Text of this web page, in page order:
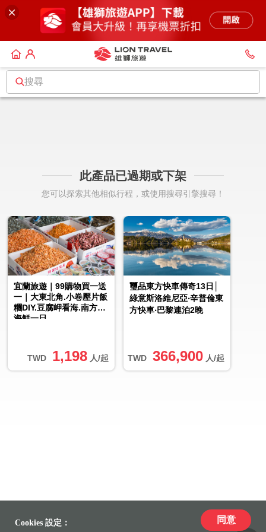
搜尋
此產品已過期或下架
您可以探索其他相似行程，或使用搜尋引擎搜尋！
TWD 1,198 人/起
宜蘭旅遊｜99購物買一送
一｜大東北角.小卷壓片飯
糰DIY.豆腐岬看海.南方澳
海鮮一日
TWD 366,900 人/起
璽品東方快車傳奇13日│
綠意斯洛維尼亞‧辛普倫東
方快車‧巴黎連泊2晚
Cookies 設定： 同意